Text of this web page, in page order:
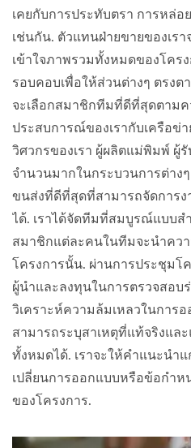
เคยกับการประทับตรา การหล่อ
เช่นกัน. ตัวแทนฝ่ายขายของเร
เข้าใจภาพรวมทั้งหมดของโคร
รอบคอบเพื่อให้ส่วนต่างๆ ตรง
จะเลือกสมาชิกทีมที่ดีที่สุดตาม
ประสบการณ์ของเรากับเครือข่
วิศวกรของเรา ผู้ผลิตแม่พิมพ์ ผู้
จำนวนมากในกระบวนการต่าง
ขนส่งที่ดีที่สุดที่สามารถจัดการง
ได้. เราได้จัดทีมที่สมบูรณ์แบบส
สมาชิกแต่ละคนในทีมจะนำคว
โครงการนั้น. ผ่านการประชุมโค
ผู้นำและลงทุนในการตรวจสอบ
วิเคราะห์ความล้มเหลวในการอ
สามารถระบุสาเหตุที่แท้จริงแล
ทั้งหมดได้. เราจะให้คำแนะนำ
เปลี่ยนการออกแบบหรือข้อกำห
ของโครงการ.